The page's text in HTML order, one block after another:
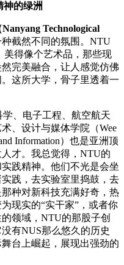
神的绿洲
Technological
种截然不同的氛围。NTU
美得像个艺术品，那些现
完美融合，让人感觉仿佛
这所大学，骨子里透着一
、电子工程、航空航天
、设计与媒体学院（Wee
Information）也是亚洲顶
才。我总觉得，NTU的
践精神。他们不光是会坐
践，去实验室里捣鼓，去
种对新科技充满好奇，热
现实的“实干家”，或者你
领域，NTU的那股子创
有NUS那么悠久的历史
台上崛起，展现出强劲的